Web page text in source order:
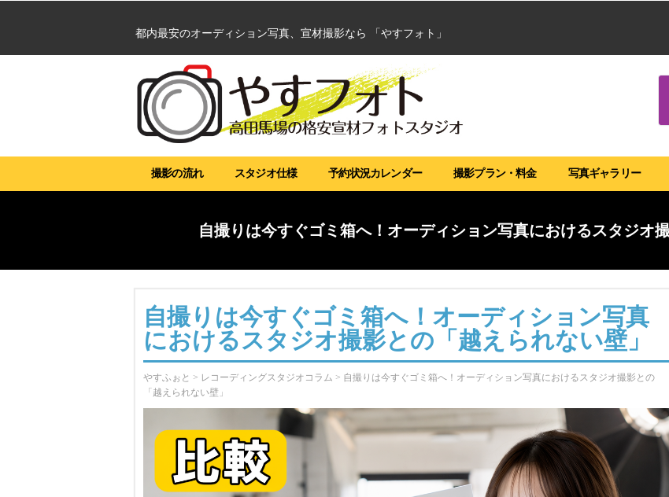
都内最安のオーディション写真、 宣材撮影なら 「やすフォト」
撮影の流れ スタジオ仕様 予約状況カレンダー 撮影プラン・料金 写真ギャラリー
自撮りは今すぐゴミ箱へ！オーディション写真におけるスタジオ
自撮りは今すぐゴミ箱へ！オーディション写真
におけるスタジオ撮影との「越えられない壁」
やすふぉと > レコーディングスタジオコラム > 自撮りは今すぐゴミ箱へ！オーディション写真におけるスタジオ撮影との
「越えられない壁」